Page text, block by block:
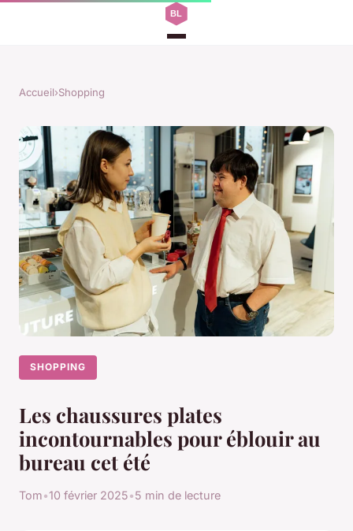
Accueil›Shopping
SHOPPING
Les chaussures plates
incontournables pour éblouir au
bureau cet été
Tom•10 février 2025•5 min de lecture